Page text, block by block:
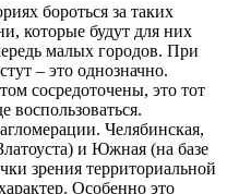
бороться за таких
которые будут для них
малых городов. При
– это однозначно.
сосредоточены, это тот
воспользоваться.
Челябинская,
и Южная (на базе
зрения территориальной
Особенно это